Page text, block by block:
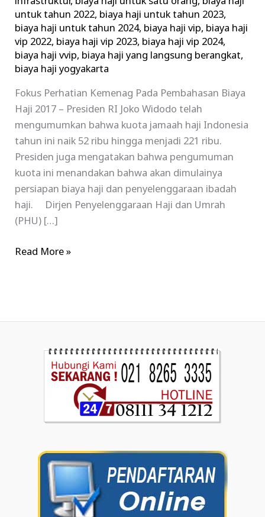
untuk tahun 2022, biaya haji untuk tahun 2023,
biaya haji untuk tahun 2024, biaya haji vip, biaya haji
vip 2022, biaya haji vip 2023, biaya haji vip 2024,
biaya haji vvip, biaya haji yang langsung berangkat,
biaya haji yogyakarta
Fokus Perhatian Kemenag Pada Pembahasan Biaya
Haji 2017 – Presiden RI Joko Widodo telah
mengumumkan bahwa kuota jamaah haji Indonesia
tahun ini naik 52 ribu hingga menjadi 221 ribu.
Presiden juga mengatakan bahwa pengumuman
kuota ini menandakan bahwa akan dimulainya
persiapan biaya haji dan penyelenggaraan ibadah
haji. Dirjen Penyelenggaraan Haji dan Umrah
(PHU) […]
Read More »